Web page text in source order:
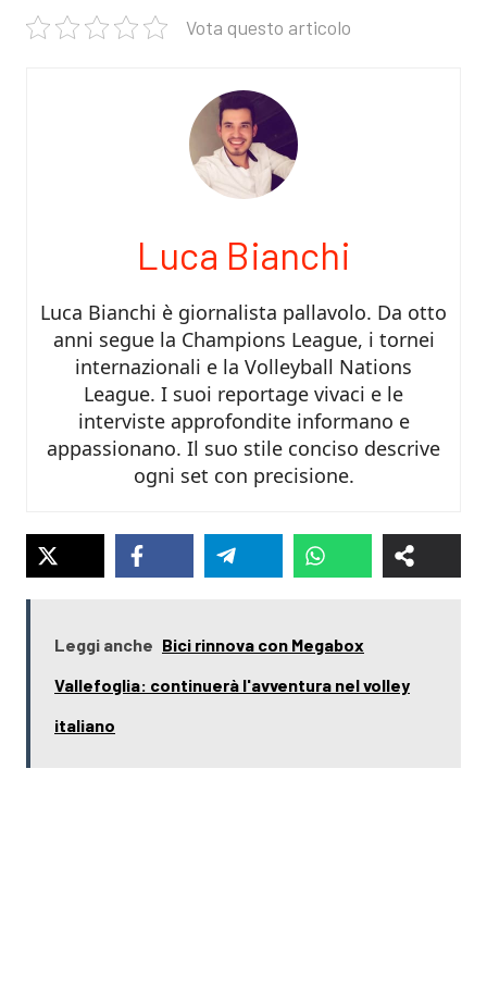
Vota questo articolo
Luca Bianchi
Luca Bianchi è giornalista pallavolo. Da otto
anni segue la Champions League, i tornei
internazionali e la Volleyball Nations
League. I suoi reportage vivaci e le
interviste approfondite informano e
appassionano. Il suo stile conciso descrive
ogni set con precisione.
Leggi anche Bici rinnova con Megabox
Vallefoglia: continuerà l'avventura nel volley
italiano